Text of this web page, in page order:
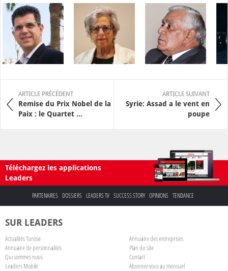
ARTICLE PRÉCÉDENT
Remise du Prix Nobel de la
Paix : le Quartet ...
ARTICLE SUIVANT
Syrie: Assad a le vent en
poupe
Téléchargez les applications
Leaders
PARTENAIRES DOSSIERS LEADERS TV SUCCESS STORY OPINIONS TENDANCE
SUR LEADERS
Actualités Tunisie
Annuaire des entreprises
Annuaire de personnalités
Plan du site
Qui sommes nous
Contact
Leaders Mobile
Abonnez-vous au mensuel